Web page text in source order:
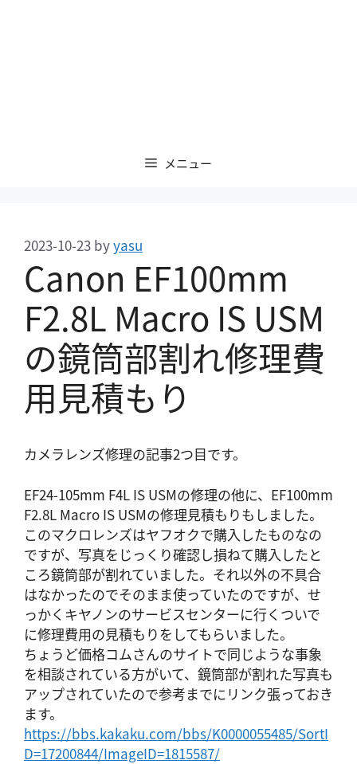
メニュー
Canon EF100mm
F2.8L Macro IS USM
の鏡筒部割れ修理費
用見積もり
2023-10-23 byyasu
カメラレンズ修理の記事2つ目です。
EF24-105mm F4L IS USMの修理の他に、EF100mm
F2.8L Macro IS USMの修理見積もりもしました。
このマクロレンズはヤフオクで購入したものなの
ですが、写真をじっくり確認し損ねて購入したと
ころ鏡筒部が割れていました。それ以外の不具合
はなかったのでそのまま使っていたのですが、せ
っかくキヤノンのサービスセンターに行くついで
に修理費用の見積もりをしてもらいました。
ちょうど価格コムさんのサイトで同じような事象
を相談されている方がいて、鏡筒部が割れた写真も
アップされていたので参考までにリンク張っておき
ます。
https://bbs.kakaku.com/bbs/K0000055485/SortI
D=17200844/ImageID=1815587/